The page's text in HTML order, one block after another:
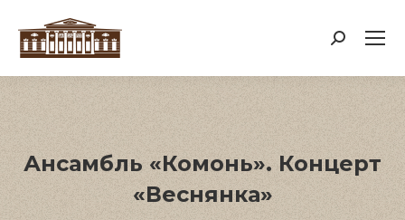
Поиск:
Ансамбль «Комонь». Концерт
«Веснянка»